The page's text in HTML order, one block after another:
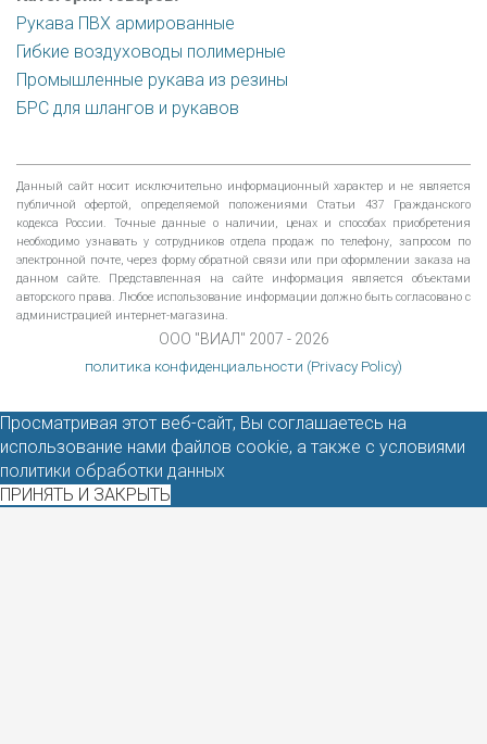
Рукава ПВХ армированные
Гибкие воздуховоды полимерные
Промышленные рукава из резины
БРС для шлангов и рукавов
Данный сайт носит исключительно информационный характер и не является
публичной офертой, определяемой положениями Статьи 437 Гражданского
кодекса России. Точные данные о наличии, ценах и способах приобретения
необходимо узнавать у сотрудников отдела продаж по телефону, запросом по
электронной почте, через форму обратной связи или при оформлении заказа на
данном сайте. Представленная на сайте информация является объектами
авторского права. Любое использование информации должно быть согласовано с
администрацией интернет-магазина.
ООО "ВИАЛ" 2007 - 2026
политика конфиденциальности (Privacy Policy)
Просматривая этот веб-сайт, Вы соглашаетесь на
использование нами файлов cookie, а также с условиями
политики обработки данных
ПРИНЯТЬ И ЗАКРЫТЬ